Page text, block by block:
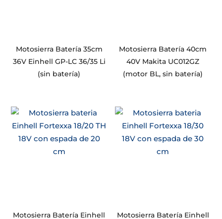
Motosierra Batería 35cm
36V Einhell GP-LC 36/35 Li
(sin batería)
Motosierra Batería 40cm
40V Makita UC012GZ
(motor BL, sin batería)
Motosierra Batería Einhell
Motosierra Batería Einhell